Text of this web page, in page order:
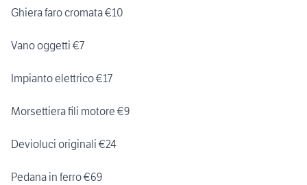
Ghiera faro cromata €10
Vano oggetti €7
Impianto elettrico €17
Morsettiera fili motore €9
Devioluci originali €24
Pedana in ferro €69